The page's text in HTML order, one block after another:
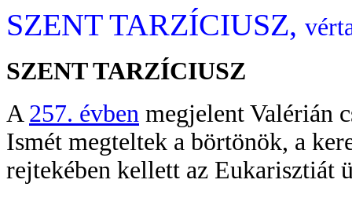
SZENT TARZÍCIUSZ,
SZENT TARZÍCIUSZ
A 257. évben megjelent Valérián
Ismét megteltek a börtönök, a
rejtekében kellett az Eukarisztiát